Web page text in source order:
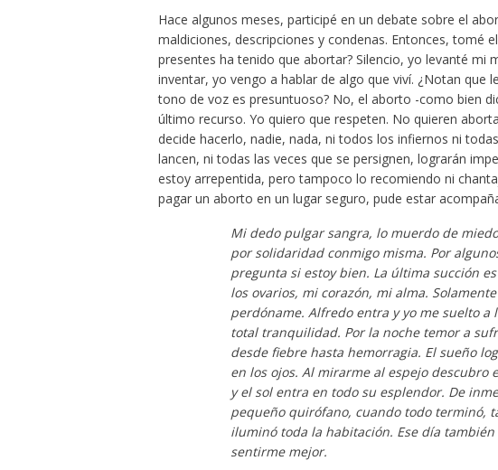
Hace algunos meses, participé en un debate sobre el
maldiciones, descripciones y condenas. Entonces, tomé
presentes ha tenido que abortar? Silencio, yo levanté mi
inventar, yo vengo a hablar de algo que viví. ¿Notan
tono de voz es presuntuoso? No, el aborto -como bien
último recurso. Yo quiero que respeten. No quieren
decide hacerlo, nadie, nada, ni todos los infiernos ni
lancen, ni todas las veces que se persignen, lograrán
estoy arrepentida, pero tampoco lo recomiendo ni
pagar un aborto en un lugar seguro, pude estar
Mi dedo pulgar sangra, lo muerdo de
por solidaridad conmigo misma. Por
pregunta si estoy bien. La última succión
los ovarios, mi corazón, mi alma.
perdóname. Alfredo entra y yo me suelto
total tranquilidad. Por la noche temor a
desde fiebre hasta hemorragia. El sueño
en los ojos. Al mirarme al espejo descubro
y el sol entra en todo su esplendor. De
pequeño quirófano, cuando todo terminó,
iluminó toda la habitación. Ese día
sentirme mejor.